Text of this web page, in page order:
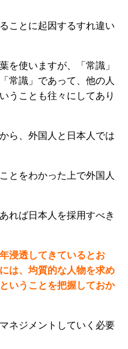
ことに起因するすれ違い
を使いますが、「常識」
常識」であって、他の人
うことも往々にしてあり
ら、外国人と日本人では
とをわかった上で外国人
れば日本人を採用すべき
浸透してきているとお
は、均質的な人物を求め
いうことを把握しておか
ネジメントしていく必要